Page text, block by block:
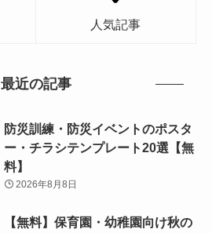
人気記事
最近の記事
防災訓練・防災イベントのポスタ
ー・チラシテンプレート20選【無
料】
2026年8月8日
【無料】保育園・幼稚園向け秋の